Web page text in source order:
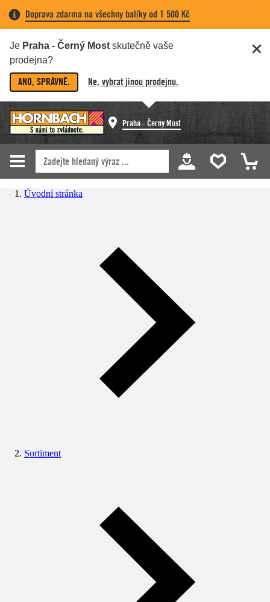
Doprava zdarma na všechny balíky od 1 500 Kč
Je Praha - Černý Most skutečně vaše
prodejna?
ANO, SPRÁVNĚ. Ne, vybrat jinou prodejnu.
Praha - Černý Most
Úvodní stránka
Sortiment